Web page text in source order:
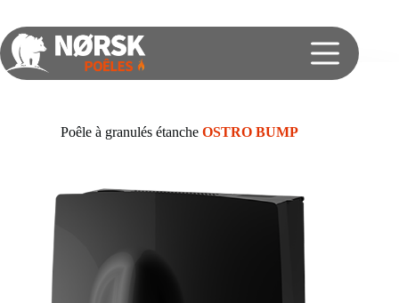
Poêle à granulés étancheOSTRO BUMP